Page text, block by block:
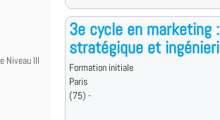
Niveau III
3e cycle en marketing
stratégique et
Formation initiale
Paris
(75) -